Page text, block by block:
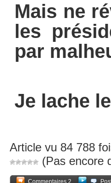
Mais ne
les
par
Je lache
Article vu 84 788
(Pas encore
Commentaires 2